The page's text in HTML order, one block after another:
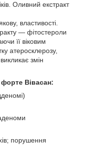
Оливний екстракт
властивості.
— фітостероли
її віковим
атеросклерозу,
змін
Вівасан:
порушення